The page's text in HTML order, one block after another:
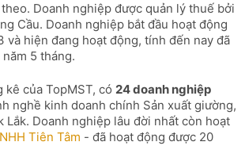
Doanh nghiệp được quản lý thuế bởi
Cầu. Doanh nghiệp bắt đầu hoạt động
và hiện đang hoạt động, tính đến nay đã
5 tháng.
của TopMST, có 24 doanh nghiệp
nghề kinh doanh chính Sản xuất giường,
Lắk. Doanh nghiệp lâu đời nhất còn hoạt
Tiên Tâm - đã hoạt động được 20